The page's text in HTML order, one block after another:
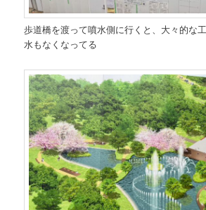
歩道橋を渡って噴水側に行くと、大々的な
水もなくなってる